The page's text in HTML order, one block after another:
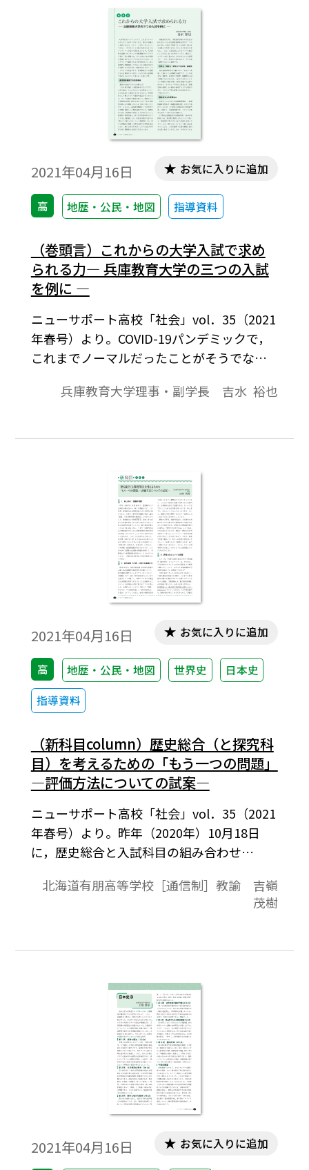
統計、写真、地図、映像や音声、生活用品
の変遷などの資料」と記されている。つま
り、ここで活用されるべき「資料」は、歴
史と同時代に作成された文献や遺物を指し
ていると一応は理解できる。ただし、これ
に続いて、「それらを基に作成された資
料」という文言があり、その範囲はあいま
2021年04月16日
高 地歴・公民・地図 指導資料
お気に入りに追加
（巻頭言）これからの大学入試で求め
られる力― 兵庫教育大学の三つの入試
を例に ―
ニューサポート高校「社会」vol．35（2021
年春号）より。COVID-19パンデミックで，
これまでノーマルだったことがそうでなく
て，できなくなったことではなく，今できる
改めて問われています。大学教育も遠隔・オ
気に促進され，さらに決められた時間に授
業を受けるという学び方だけではなく，オ
ンデマンドで提供される学習材を用いて，
自ら計画的に時間設定して学ぶこととの組
み合わせが可能となる学び方が一層拡充さ
れるでしょう。そのような変化の中で，将来
教員として活躍する人を養成する大学が，
どんな力を入学試験で求めるのかについて
考えたいと思います。
兵庫教育大学理事・副学長 吉水 裕也
2021年04月16日
高 地歴・公民・地図 世界史
日本史
指導資料
お気に入りに追加
（新科目column）歴史総合（と探究科
目）を考えるための「もう一つの問題」
―評価方法についての試案―
ニューサポート高校「社会」vol．35（2021
年春号）より。昨年（2020年）10月18日
に，歴史総合と入試科目の組み合わせ
を各探究科目の中に内容的に組み入れた，5
単位（標準単位設置の場合）通史「講義」
た。歴史総合と各探究科目は，目的とする
あって，同じ近現代史を扱うにしても，扱う
視点が異なってこなければならない。つま
り「近現代史は先に歴史総合でやるから世
界史探究は前近代史（18世紀くらいま
で？）」というやり方はできないと思われ
る。このことを分析するためにも，本年度
（2021年1月）から行われる令和3～令和6年
度までの4年分の大学入学共通テスト「世界
史B・世界史A・日本史B・日本史A」の本試
北海道有朋高等学校［通信制］教諭 吉嶺
茂樹
2021年04月16日 お気に入りに追加